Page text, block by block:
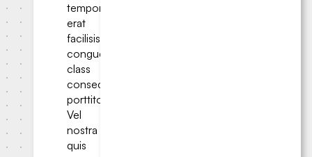
tempor
erat
facilisis
congue
class
consectetur
porttitor.
Vel
nostra
quis